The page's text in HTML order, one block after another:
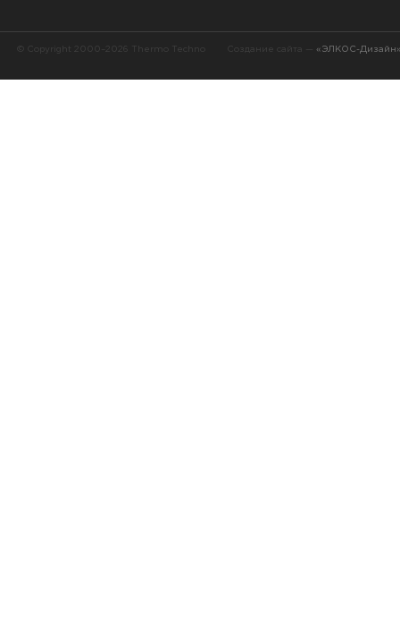
© Copyright 2000–2026 Thermo Techno Создание сайта — «ЭЛКОС-